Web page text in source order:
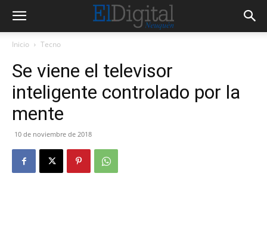
Inicio Tecno
Se viene el televisor
inteligente controlado por la
mente
10 de noviembre de 2018